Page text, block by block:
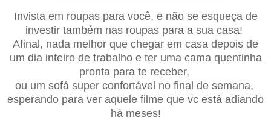
Invista em roupas para você, e não se esqueça de
investir também nas roupas para a sua casa!
Afinal, nada melhor que chegar em casa depois de
um dia inteiro de trabalho e ter uma cama quentinha
pronta para te receber,
ou um sofá super confortável no final de semana,
esperando para ver aquele filme que vc está adiando
há meses!